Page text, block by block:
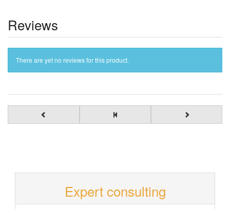
Reviews
There are yet no reviews for this product.
Expert consulting